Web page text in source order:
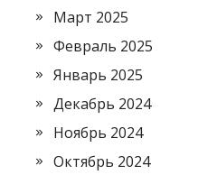
Март 2025
Февраль 2025
Январь 2025
Декабрь 2024
Ноябрь 2024
Октябрь 2024